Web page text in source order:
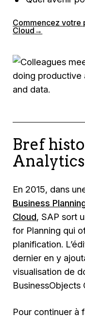
Commencez votre
Cloud →
Bref
En 2015, dans
Business
Cloud, SAP sort
for Planning qui
planification.
dernier en y
visualisation de
BusinessObjects
Pour continuer à